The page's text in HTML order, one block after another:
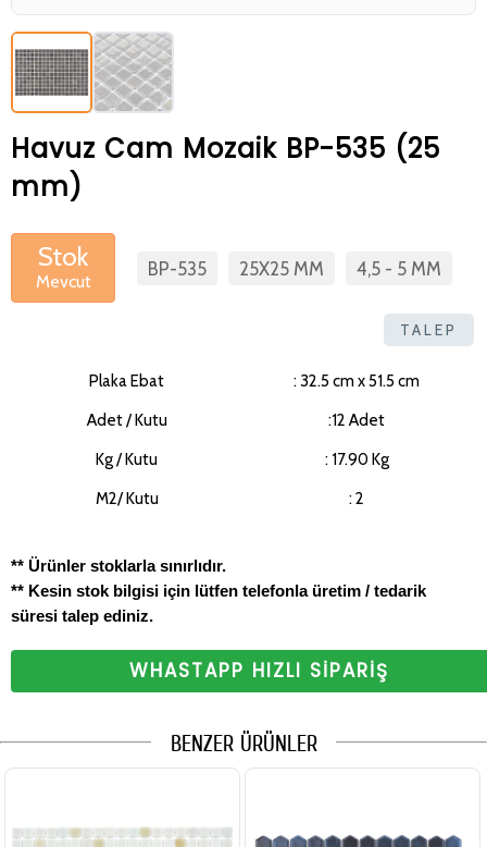
Havuz Cam Mozaik BP-535 (25
mm)
Stok
Mevcut
BP-535 25X25 MM 4,5 - 5 MM
TALEP
Plaka Ebat
: 32.5 cm x 51.5 cm
Adet / Kutu
:12 Adet
Kg / Kutu
: 17.90 Kg
M2/ Kutu
: 2
** Ürünler stoklarla sınırlıdır.
** Kesin stok bilgisi için lütfen telefonla üretim / tedarik
süresi talep ediniz.
WHASTAPP HIZLI SİPARİŞ
BENZER ÜRÜNLER